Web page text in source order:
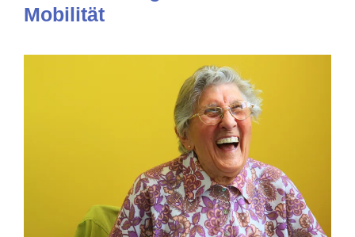
Mobilität